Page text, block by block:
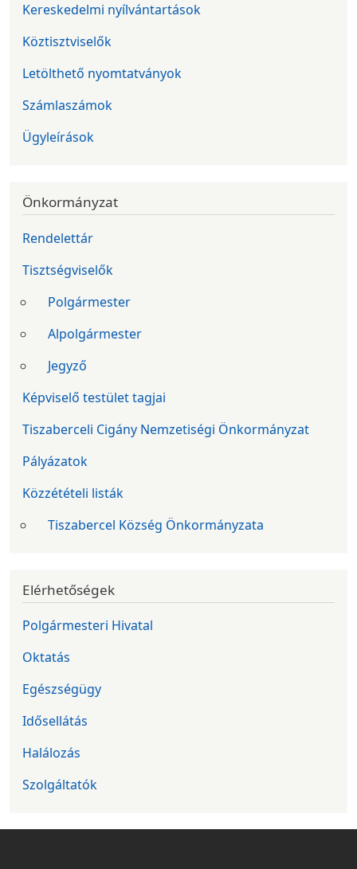
Kereskedelmi nyílvántartások
Köztisztviselők
Letölthető nyomtatványok
Számlaszámok
Ügyleírások
Önkormányzat
Rendelettár
Tisztségviselők
Polgármester
Alpolgármester
Jegyző
Képviselő testület tagjai
Tiszaberceli Cigány Nemzetiségi Önkormányzat
Pályázatok
Közzétételi listák
Tiszabercel Község Önkormányzata
Elérhetőségek
Polgármesteri Hivatal
Oktatás
Egészségügy
Idősellátás
Halálozás
Szolgáltatók